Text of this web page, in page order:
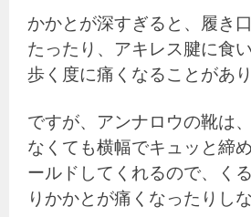
かかとが深すぎると、履き
たったり、アキレス腱に食
歩く度に痛くなることがあり
ですが、アンナロウの靴は
なくても横幅でキュッと締
ールドしてくれるので、く
りかかとが痛くなったりし